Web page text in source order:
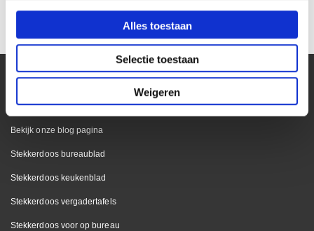
Alles toestaan
Selectie toestaan
Weigeren
Bekijk onze blog pagina
Stekkerdoos bureaublad
Stekkerdoos keukenblad
Stekkerdoos vergadertafels
Stekkerdoos voor op bureau